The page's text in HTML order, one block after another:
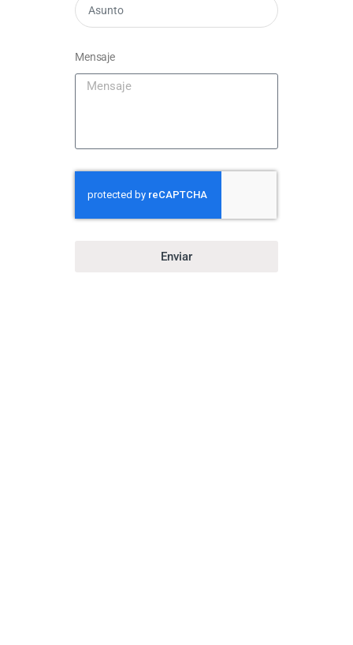
Mensaje
Enviar